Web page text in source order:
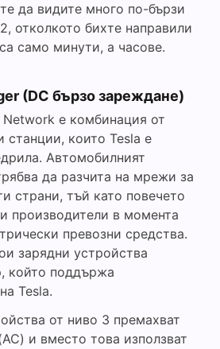
да видите много по-бързи
отколкото бихте направили
само минути, а часове.
(DC бързо зареждане)
Network е комбинация от
станции, които Tesla е
Автомобилният
да разчита на мрежи за
страни, тъй като повечето
производители в момента
превозни средства.
зарядни устройства
който поддържа
Tesla.
от ниво 3 премахват
и вместо това използват